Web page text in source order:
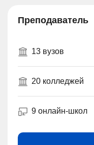
Преподаватель
13 вузов
20 колледжей
9 онлайн-школ